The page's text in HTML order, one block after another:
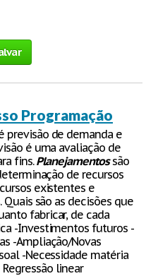
Programação
previsão de demanda e
é uma avaliação de
fins.Planejamentossão
de recursos
existentes e
são as decisões que
fabricar, de cada
-Investimentos futuros -
-Ampliação/Novas
-Necessidade matéria
linear